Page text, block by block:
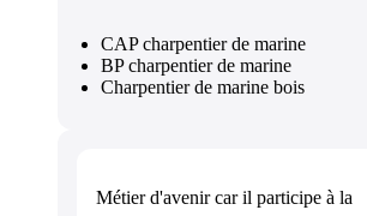
CAP charpentier de marine
BP charpentier de marine
Charpentier de marine bois
Métier d'avenircar il participe à la